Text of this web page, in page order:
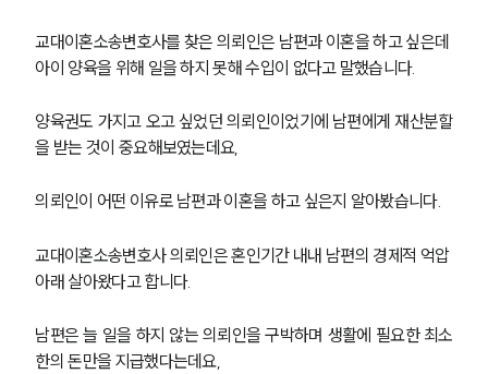
교대이혼소송변호사를 찾은 의뢰인은 남편과 이혼을 하고 싶은데
아이 양육을 위해 일을 하지 못해 수입이 없다고 말했습니다.
양육권도 가지고 오고 싶었던 의뢰인이었기에 남편에게 재산분할
을 받는 것이 중요해보였는데요,
의뢰인이 어떤 이유로 남편과 이혼을 하고 싶은지 알아봤습니다.
교대이혼소송변호사 의뢰인은 혼인기간 내내 남편의 경제적 억압
아래 살아왔다고 합니다.
남편은 늘 일을 하지 않는 의뢰인을 구박하며 생활에 필요한 최소
한의 돈만을 지급했다는데요,